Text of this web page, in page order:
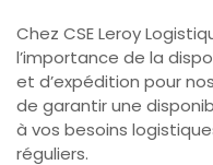
Chez CSE Leroy
l’importance de la
et d’expédition pour
de garantir une
à vos besoins
réguliers.